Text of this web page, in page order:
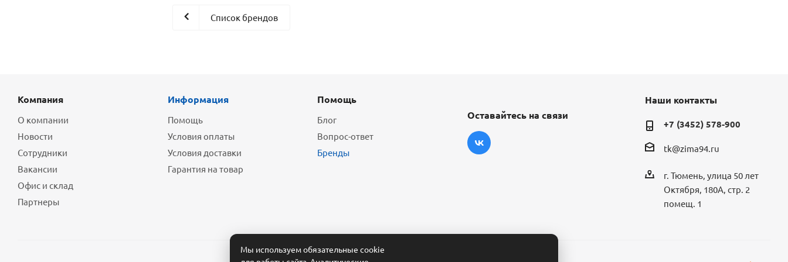
Список брендов
Компания
О компании
Новости
Сотрудники
Вакансии
Офис и склад
Партнеры
Информация
Помощь
Условия оплаты
Условия доставки
Гарантия на товар
Помощь
Блог
Вопрос-ответ
Бренды
Оставайтесь на связи
Наши контакты
+7 (3452) 578-900
tk@zima94.ru
г. Тюмень, улица 50 лет
Октября, 180А, стр. 2
помещ. 1
Мы используем обязательные cookie